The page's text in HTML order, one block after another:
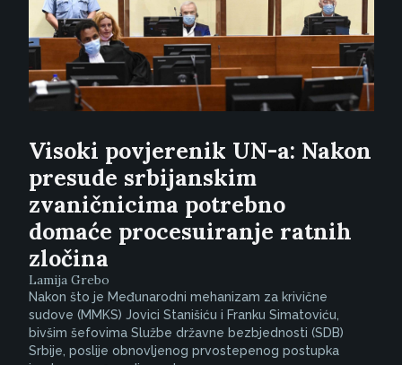
Visoki povjerenik UN-a: Nakon
presude srbijanskim
zvaničnicima potrebno
domaće procesuiranje ratnih
zločina
Lamija Grebo
Nakon što je Međunarodni mehanizam za krivične
sudove (MMKS) Jovici Stanišiću i Franku Simatoviću,
bivšim šefovima Službe državne bezbjednosti (SDB)
Srbije, poslije obnovljenog prvostepenog postupka